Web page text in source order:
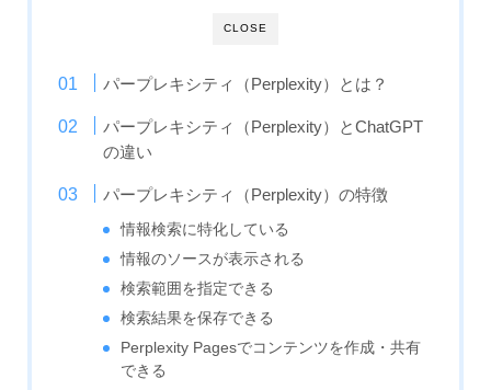
CLOSE
パープレキシティ（Perplexity）とは？
パープレキシティ（Perplexity）とChatGPT
の違い
パープレキシティ（Perplexity）の特徴
情報検索に特化している
情報のソースが表示される
検索範囲を指定できる
検索結果を保存できる
Perplexity Pagesでコンテンツを作成・共有
できる